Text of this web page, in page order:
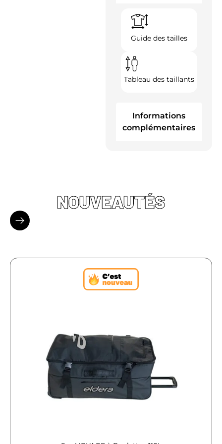
Informations
complémentaires
Guide des tailles
Tableau des taillants
NOUVEAUTÉS